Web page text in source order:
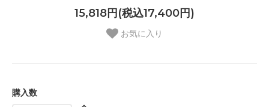
15,818円(税込17,400円)
お気に入り
購入数